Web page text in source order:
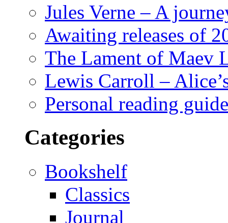
Jules Verne – A
Awaiting releases of
The Lament of Maev
Lewis Carroll –
Personal reading
Categories
Bookshelf
Classics
Journal